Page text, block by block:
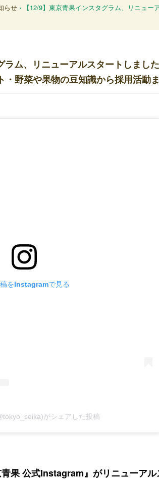
らせ › 【12/9】東京青果インスタグラム、リニュー
ラム、リニューアルスタートしました
・野菜や果物の豆知識から採用活動
をInstagramで見る
がシェアした投稿
果 公式Instagram』がリニューアル